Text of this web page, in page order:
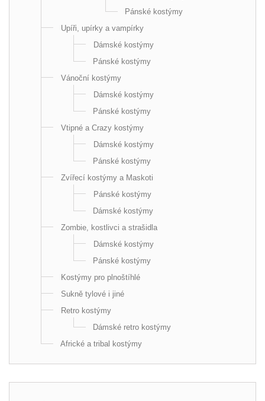
Pánské kostýmy
Upíři, upírky a vampírky
Dámské kostýmy
Pánské kostýmy
Vánoční kostýmy
Dámské kostýmy
Pánské kostýmy
Vtipné a Crazy kostýmy
Dámské kostýmy
Pánské kostýmy
Zvířecí kostýmy a Maskoti
Pánské kostýmy
Dámské kostýmy
Zombie, kostlivci a strašidla
Dámské kostýmy
Pánské kostýmy
Kostýmy pro plnoštíhlé
Sukně tylové i jiné
Retro kostýmy
Dámské retro kostýmy
Africké a tribal kostýmy